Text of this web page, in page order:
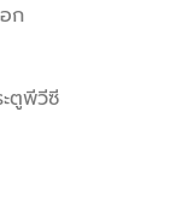
ก
ตูพีวีซี